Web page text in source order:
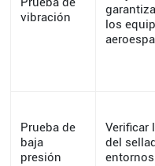
vibración
los
Prueba de
baja
presión
Verificar
del